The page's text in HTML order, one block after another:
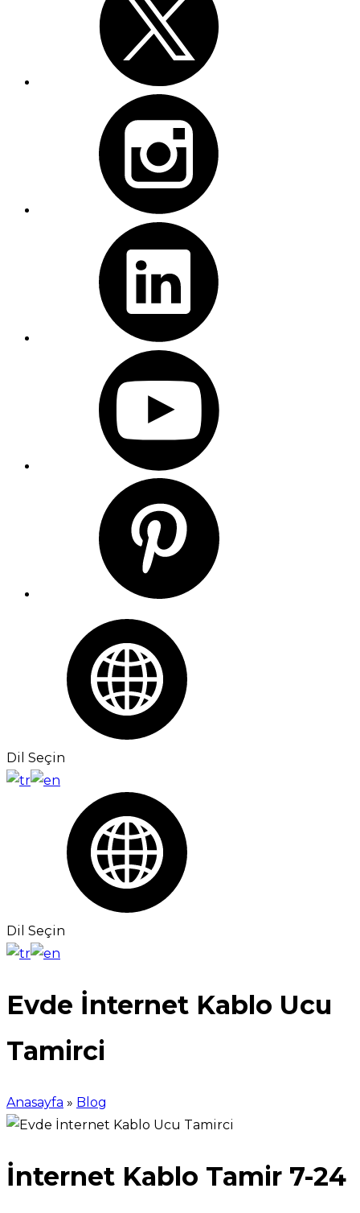
Dil Seçin
Dil Seçin
Evde İnternet Kablo Ucu
Tamirci
Anasayfa » Blog
İnternet Kablo Tamir 7-24